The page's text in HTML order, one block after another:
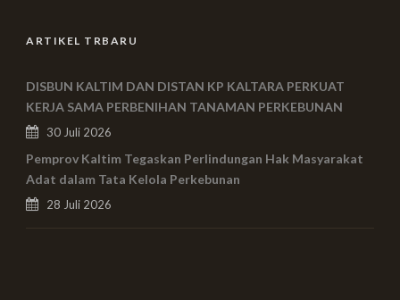
ARTIKEL TRBARU
DISBUN KALTIM DAN DISTAN KP KALTARA PERKUAT
KERJA SAMA PERBENIHAN TANAMAN PERKEBUNAN
30 Juli 2026
Pemprov Kaltim Tegaskan Perlindungan Hak Masyarakat
Adat dalam Tata Kelola Perkebunan
28 Juli 2026